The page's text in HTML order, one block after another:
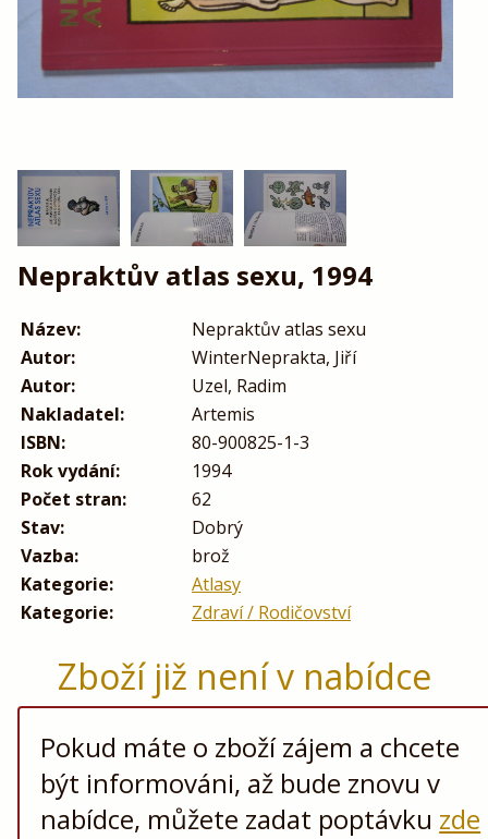
Nepraktův atlas sexu, 1994
Název:
Nepraktův atlas sexu
Autor:
WinterNeprakta, Jiří
Autor:
Uzel, Radim
Nakladatel:
Artemis
ISBN:
80-900825-1-3
Rok vydání:
1994
Počet stran:
62
Stav:
Dobrý
Vazba:
brož
Kategorie:
Atlasy
Kategorie:
Zdraví / Rodičovství
Zboží již není v nabídce
Pokud máte o zboží zájem a chcete
být informováni, až bude znovu v
nabídce, můžete zadat poptávku zde